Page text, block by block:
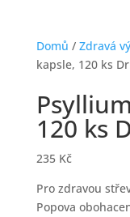
Domů / Zdravá
kapsle, 120 ks
120 ks
235 Kč
Pro zdravou
Popova